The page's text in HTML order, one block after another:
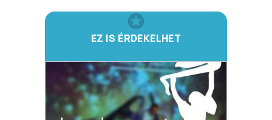
EZ IS ÉRDEKELHET